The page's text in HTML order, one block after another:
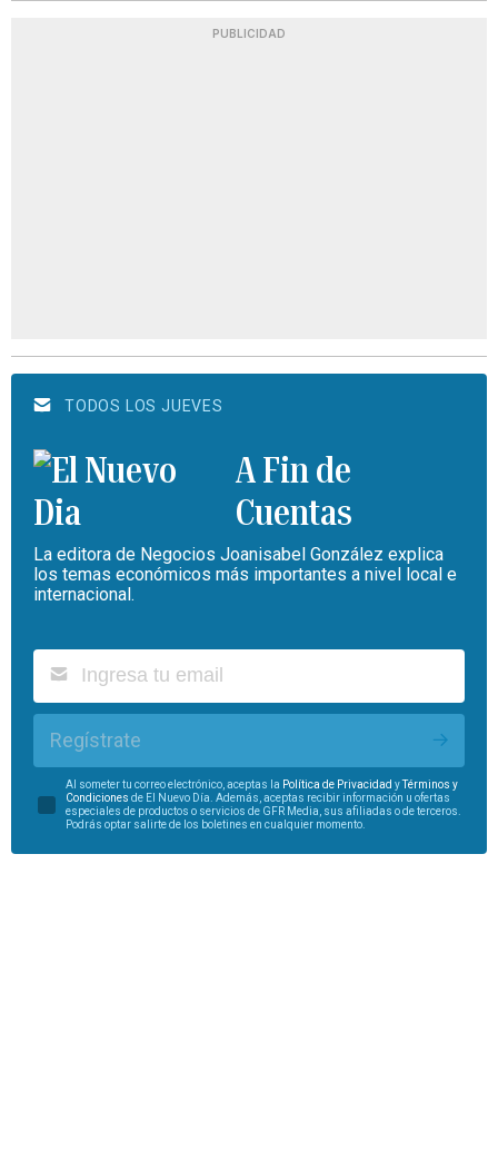
PUBLICIDAD
TODOS LOS JUEVES
A Fin de
Cuentas
La editora de Negocios Joanisabel González explica
los temas económicos más importantes a nivel local e
internacional.
Regístrate
Al someter tu correo electrónico, aceptas la Política de Privacidad yTérminos y
Condiciones de El Nuevo Día. Además, aceptas recibir información u ofertas
especiales de productos o servicios de GFR Media, sus afiliadas o de terceros.
Podrás optar salirte de los boletines en cualquier momento.